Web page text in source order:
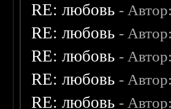
RE: любовь - Автор:
RE: любовь -
RE: любовь - Автор:
RE: любовь - Автор:
RE: любовь - Автор: